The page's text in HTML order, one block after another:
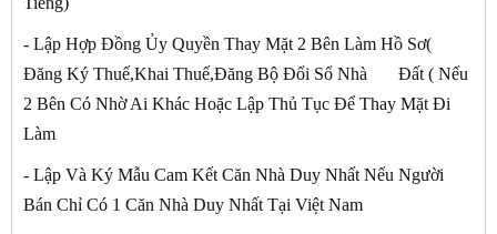
- Lập Hợp Đồng Ủy Quyền Thay Mặt 2 Bên Làm Hồ Sơ(
Đăng Ký Thuế,Khai Thuế,Đăng Bộ Đổi Sổ Nhà Đất ( Nếu
2 Bên Có Nhờ Ai Khác Hoặc Lập Thủ Tục Để Thay Mặt Đi
Làm
- Lập Và Ký Mẫu Cam Kết Căn Nhà Duy Nhất Nếu Người
Bán Chỉ Có 1 Căn Nhà Duy Nhất Tại Việt Nam